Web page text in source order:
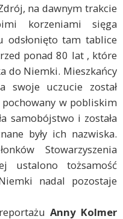
na dawnym trakcie
korzeniami sięga
odsłonięto tam tablice
ponad 80 lat , które
do Niemki. Mieszkańcy
swoje uczucie został
w pobliskim
samobójstwo i została
były ich nazwiska.
Stowarzyszenia
ustalono tożsamość
nadal pozostaje
reportażuAnny Kolmer